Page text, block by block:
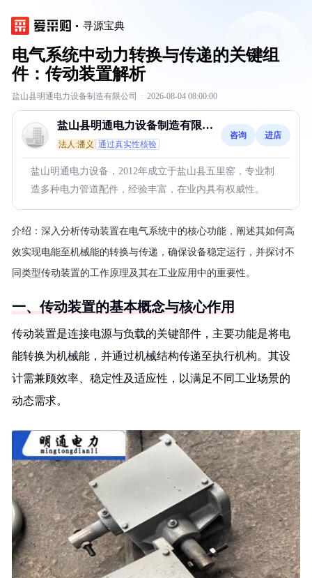
寻源宝典
电气系统中动力转换与传递的关键组
件：传动装置解析
盐山县明通电力设备制造有限公司 · 2026-08-04 08:00:00
盐山县明通电力设备制造有限公
司
法人:潘义 通过真实性核验
咨询 进店
盐山明通电力设备，2012年成立于盐山县五里窑，专业制
造多种电力管道配件，经验丰富，在业内具有权威性。
介绍： 深入分析传动装置在电气系统中的核心功能，阐述其如何高
效实现电能至机械能的转换与传递，确保设备稳定运行，并探讨不
同类型传动装置的工作原理及其在工业应用中的重要性。
一、传动装置的基本概念与核心作用
传动装置是连接电源与负载的关键部件，主要功能是将电
能转换为机械能，并通过机械结构传递至执行机构。其设
计需兼顾效率、稳定性及适应性，以满足不同工业场景的
动态需求。